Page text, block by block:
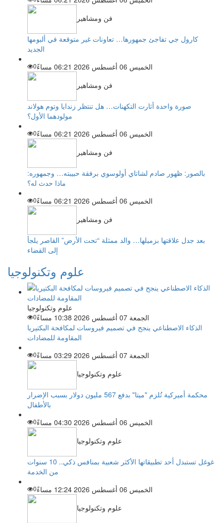
فن ومشاهير
كارول جي تفاجئ جمهورها… تعاونات غير متوقعة في ألبومها
الجديد
الخميس 06 أغسطس 2026 06:21 مساءً
0
فن ومشاهير
صورة واحدة أثارت التكهنات… هل تنتظر زندايا وتوم هولاند
مولودهما الأول؟
الخميس 06 أغسطس 2026 06:21 مساءً
0
فن ومشاهير
بالصور: ظهور صادم لشاتاي أولوسوي برفقة حبيبته… وجمهوره:
ماذا حدث له؟
الخميس 06 أغسطس 2026 06:21 مساءً
0
فن ومشاهير
بعد جدل علاقتها بزميلها… والد ممثلة “تحت الأرض” القاصر يلجأ
إلى القضاء
علوم وتكنولوجيا
علوم وتكنولوجيا
الجمعة 07 أغسطس 2026 10:38 مساءً
0
الذكاء الاصطناعي ينجح في تصميم فيروسات لمكافحة البكتيريا
المقاومة للمضادات
الجمعة 07 أغسطس 2026 03:29 مساءً
0
علوم وتكنولوجيا
محكمة أميركية تُلزم "ميتا" بدفع 567 مليون دولار بسبب الإضرار
بالأطفال
الخميس 06 أغسطس 2026 04:30 مساءً
0
علوم وتكنولوجيا
غوغل تستبدل أحد تطبيقاتها الأكثر شعبية بمنافس ذكي.. 10 سنوات
من الخدمة
الخميس 06 أغسطس 2026 12:24 مساءً
0
علوم وتكنولوجيا